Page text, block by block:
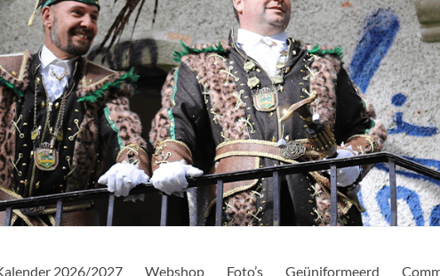
2026/2027 Webshop Foto’s Geüniformeerd